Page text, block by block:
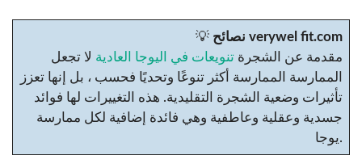
💡
نصائح verywel fit.com
مقدمة عن الشجرةتنويعات في اليوجا العادية لا تجعل
الممارسة الممارسة أكثر تنوعًا وتحديًا فحسب ، بل إنها تعزز
تأثيرات وضعية الشجرة التقليدية. هذه التغييرات لها فوائد
جسدية وعقلية وعاطفية وهي فائدة إضافية لكل ممارسة
يوجا.